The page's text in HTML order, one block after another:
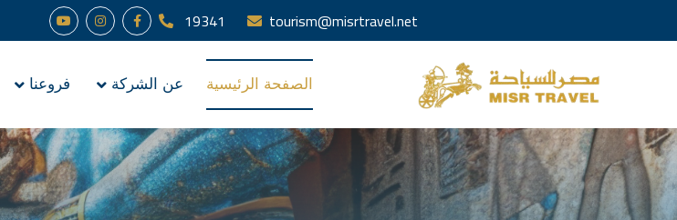
19341 tourism@misrtravel.net
الصفحة الرئيسية عن الشركة فروعنا